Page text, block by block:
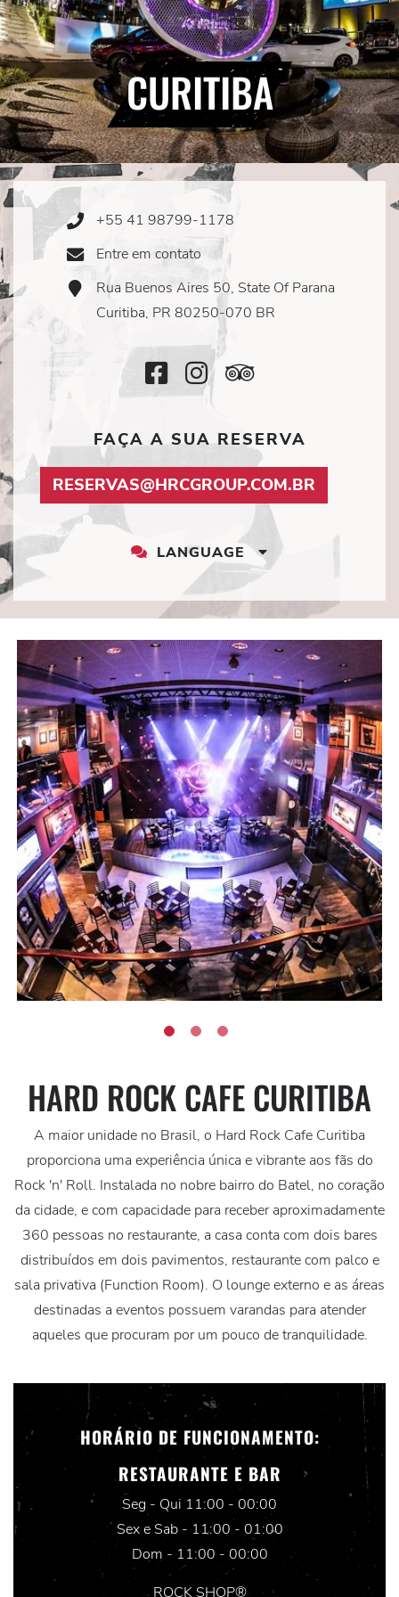
CURITIBA
Phone
+55 41 98799-1178
Email
Icon
Entre em contato
Address
Icon
Rua Buenos Aires 50, State Of Parana
Curitiba, PR 80250-070 BR
Facebook
Icon
Instagram
Icon
TripAdvisor
FAÇA A SUA RESERVA
RESERVAS@HRCGROUP.COM.BR
LANGUAGE
DROPDOWN
HARD ROCK CAFE CURITIBA
A maior unidade no Brasil, o Hard Rock Cafe Curitiba
proporciona uma experiência única e vibrante aos fãs do
Rock 'n' Roll. Instalada no nobre bairro do Batel, no coração
da cidade, e com capacidade para receber aproximadamente
360 pessoas no restaurante, a casa conta com dois bares
distribuídos em dois pavimentos, restaurante com palco e
sala privativa (Function Room). O lounge externo e as áreas
destinadas a eventos possuem varandas para atender
aqueles que procuram por um pouco de tranquilidade.
HORÁRIO DE FUNCIONAMENTO:
RESTAURANTE E BAR
Seg - Qui 11:00 - 00:00
Sex e Sab - 11:00 - 01:00
Dom - 11:00 - 00:00
ROCK SHOP®